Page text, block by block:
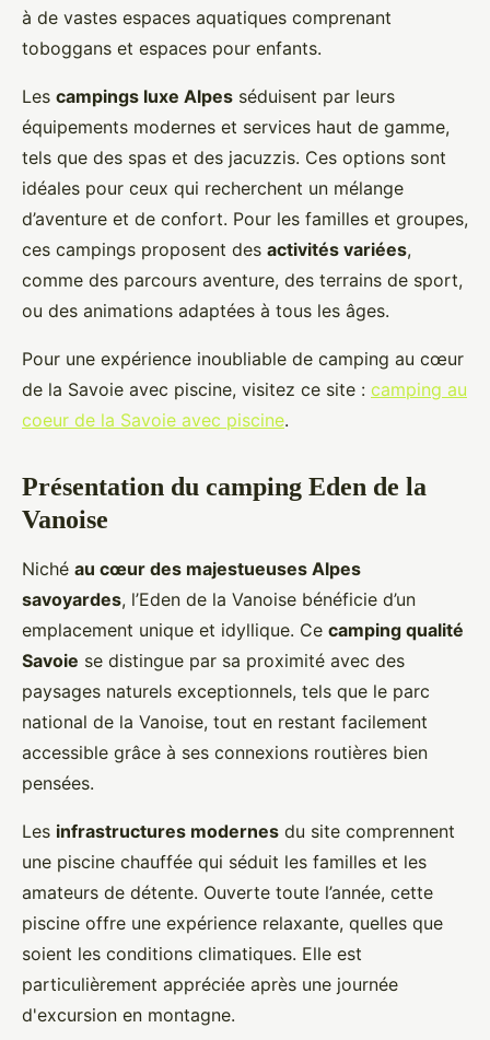
à de vastes espaces aquatiques comprenant
toboggans et espaces pour enfants.
Les campings luxe Alpes séduisent par leurs
équipements modernes et services haut de gamme,
tels que des spas et des jacuzzis. Ces options sont
idéales pour ceux qui recherchent un mélange
d’aventure et de confort. Pour les familles et groupes,
ces campings proposent des activités variées,
comme des parcours aventure, des terrains de sport,
ou des animations adaptées à tous les âges.
Pour une expérience inoubliable de camping au cœur
de la Savoie avec piscine, visitez ce site : camping au
coeur de la Savoie avec piscine.
Présentation du camping Eden de la
Vanoise
Niché au cœur des majestueuses Alpes
savoyardes, l’Eden de la Vanoise bénéficie d’un
emplacement unique et idyllique. Ce camping qualité
Savoie se distingue par sa proximité avec des
paysages naturels exceptionnels, tels que le parc
national de la Vanoise, tout en restant facilement
accessible grâce à ses connexions routières bien
pensées.
Les infrastructures modernes du site comprennent
une piscine chauffée qui séduit les familles et les
amateurs de détente. Ouverte toute l’année, cette
piscine offre une expérience relaxante, quelles que
soient les conditions climatiques. Elle est
particulièrement appréciée après une journée
d'excursion en montagne.